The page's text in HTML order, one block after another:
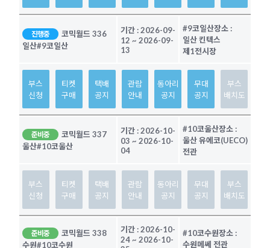
진행중
코믹월드 336
일산#9코일산
기간 :2026-09-
12 ~ 2026-09-
13
#9코일산장소 :
일산 킨텍스
제1전시장
부스
신청
티켓
구매
택배
공지
관람
안내
동아리
공지
무대
공지
부스
배치도
준비중
코믹월드 337
울산#10코울산
기간 :2026-10-
03 ~ 2026-10-
04
#10코울산장소 :
울산 유에코(UECO)
전관
부스
신청
티켓
구매
택배
공지
관람
안내
동아리
공지
무대
공지
부스
배치도
준비중
코믹월드 338
수원#10코수원
기간 :2026-10-
24~ 2026-10-
#10코수원장소 :
수원메쎄 전관